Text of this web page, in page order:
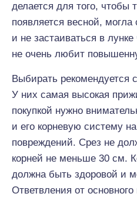
делается для того, чтобы
появляется весной, могла
и не застаиваться в
не очень любит
Выбирать рекомендуется
У них самая высокая
покупкой нужно
и его корневую систему
повреждений. Срез не
корней не меньше 30 см.
должна быть здоровой и
Ответвления от